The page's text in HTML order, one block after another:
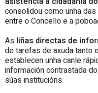
consolidou como unha
entre o Concello e a
As liñas directas de
de tarefas de axuda tanto
establecen unha canle
información contrastada
súas institucións.